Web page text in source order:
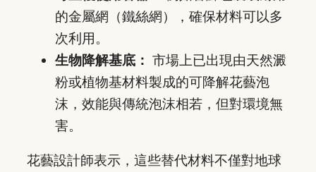
的金屬網（鐵絲網），確保材料可以多
次利用。
生物降解基底： 市場上已出現由天然澱
粉或植物基材料製成的可降解花藝泡
沫，效能與傳統泡沫相若，但對環境無
害。
花藝設計師表示，這些替代材料不僅對地球